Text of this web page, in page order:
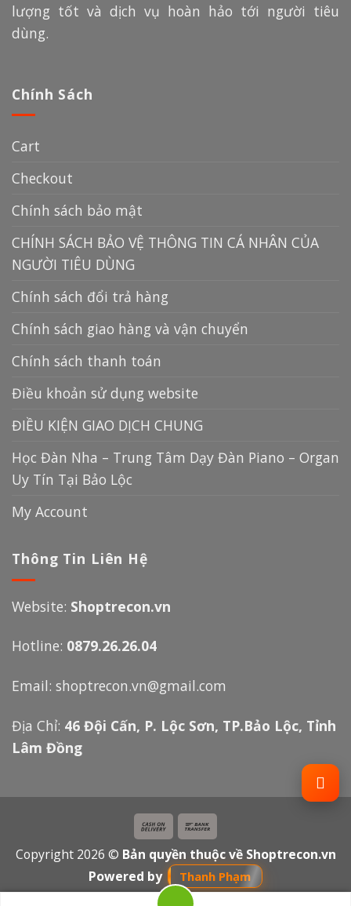
lượng tốt và dịch vụ hoàn hảo tới người tiêu
dùng.
Chính Sách
Cart
Checkout
Chính sách bảo mật
CHÍNH SÁCH BẢO VỆ THÔNG TIN CÁ NHÂN CỦA
NGƯỜI TIÊU DÙNG
Chính sách đổi trả hàng
Chính sách giao hàng và vận chuyển
Chính sách thanh toán
Điều khoản sử dụng website
ĐIỀU KIỆN GIAO DỊCH CHUNG
Học Đàn Nha – Trung Tâm Dạy Đàn Piano – Organ
Uy Tín Tại Bảo Lộc
My Account
Thông Tin Liên Hệ
Website: Shoptrecon.vn
Hotline: 0879.26.26.04
Email: shoptrecon.vn@gmail.com
Địa Chỉ: 46 Đội Cấn, P. Lộc Sơn, TP.Bảo Lộc, Tỉnh
Lâm Đồng
Copyright 2026 © Bản quyền thuộc về Shoptrecon.vn
Powered by
Thanh Phạm